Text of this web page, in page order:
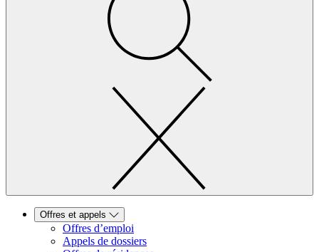
Offres et appels
Offres d’emploi
Appels de dossiers